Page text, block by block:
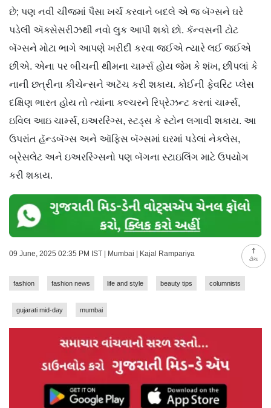
ટોચ
છે; પણ નવી ચીજમાં પૈસા ખર્ચ કરવાને બદલે એ જ બૅગ્સને ઘરે
પડેલી ઍક્સેસરીઝથી નવો લુક આપી શકો છો. કૅન્વસની ટોટ
બૅગ્સને મોટા ભાગે આપણે ખરીદી કરવા જઈએ ત્યારે લઈ જઈએ
છીએ. એના પર બીચની થીમના ચાર્મ્સ હોય જેમ કે શંખ, છીપલાં કે
નાની છત્રીના કીચેન્સને અટૅચ કરી શકાય. કોઈની ફેવરિટ પ્લેસ
દક્ષિણ ભારત હોય તો ત્યાંના કલ્ચરને રિપ્રેઝન્ટ કરતાં ચાર્મ્સ,
ઇવિલ આઇ ચાર્મ્સ, ઇઅરરિંગ્સ, સ્ટડ્સ કે સ્ટોન લગાવી શકાય. આ
ઉપરાંત હૅન્ડબૅગ્સ અને ઑફિસ બૅગ્સમાં ઘરમાં પડેલાં નેકલેસ,
બ્રેસલેટ અને ઇઅરરિંગ્સનો પણ બૅગના સ્ટાઇલિંગ માટે ઉપયોગ
કરી શકાય.
09 June, 2025 02:35 PM IST | Mumbai | Kajal Rampariya
fashion fashion news life and style beauty tips columnists
gujarati mid-day mumbai